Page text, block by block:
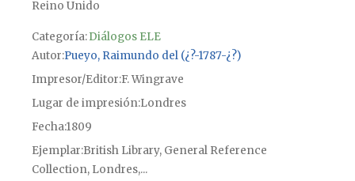
Reino Unido
Categoría:Diálogos ELE
Autor Pueyo, Raimundo del (¿?-1787-¿?)
Impresor/Editor F. Wingrave
Lugar de impresiónLondres
Fecha1809
Ejemplar British Library, General Reference
Collection, Londres,...